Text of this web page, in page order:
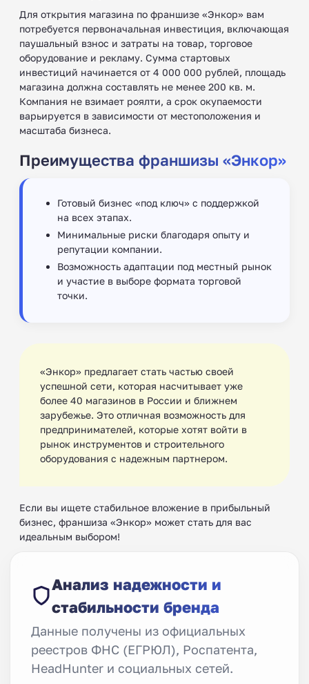
Для открытия магазина по франшизе «Энкор» вам
потребуется первоначальная инвестиция, включающая
паушальный взнос и затраты на товар, торговое
оборудование и рекламу. Сумма стартовых
инвестиций начинается от 4 000 000 рублей, площадь
магазина должна составлять не менее 200 кв. м.
Компания не взимает роялти, а срок окупаемости
варьируется в зависимости от местоположения и
масштаба бизнеса.
Преимущества франшизы «Энкор»
Готовый бизнес «под ключ» с поддержкой
на всех этапах.
Минимальные риски благодаря опыту и
репутации компании.
Возможность адаптации под местный рынок
и участие в выборе формата торговой
точки.
«Энкор» предлагает стать частью своей
успешной сети, которая насчитывает уже
более 40 магазинов в России и ближнем
зарубежье. Это отличная возможность для
предпринимателей, которые хотят войти в
рынок инструментов и строительного
оборудования с надежным партнером.
Если вы ищете стабильное вложение в прибыльный
бизнес, франшиза «Энкор» может стать для вас
идеальным выбором!
Анализ надежности и
стабильности бренда
Данные получены из официальных
реестров ФНС (ЕГРЮЛ), Роспатента,
HeadHunter и социальных сетей.